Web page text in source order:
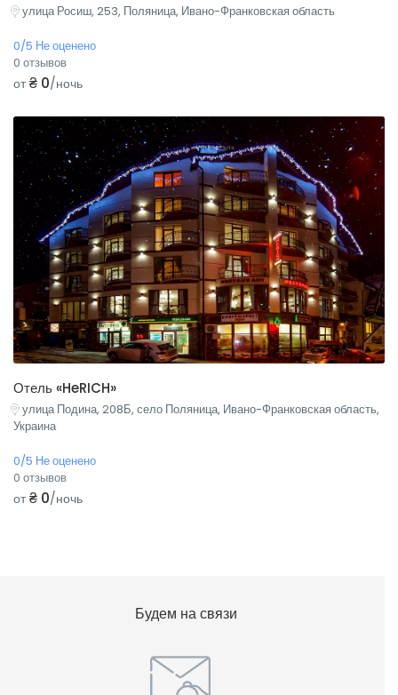
улица Росиш, 253, Поляница, Ивано-Франковская область
0/5 Не оценено
0 отзывов
от₴ 0/ночь
Отель «HeRICH»
улица Подина, 208Б, село Поляница, Ивано-Франковская область,
Украина
0/5 Не оценено
0 отзывов
от₴ 0/ночь
Будем на связи